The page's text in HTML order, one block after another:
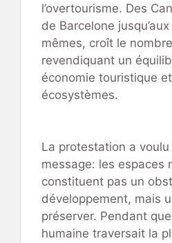
l’overtourisme. Des
de Barcelone
mêmes, croît le
revendiquant un
économie touristique
écosystèmes.
La protestation a
message: les espaces
constituent pas un
développement, mais
préserver. Pendant
humaine traversait la